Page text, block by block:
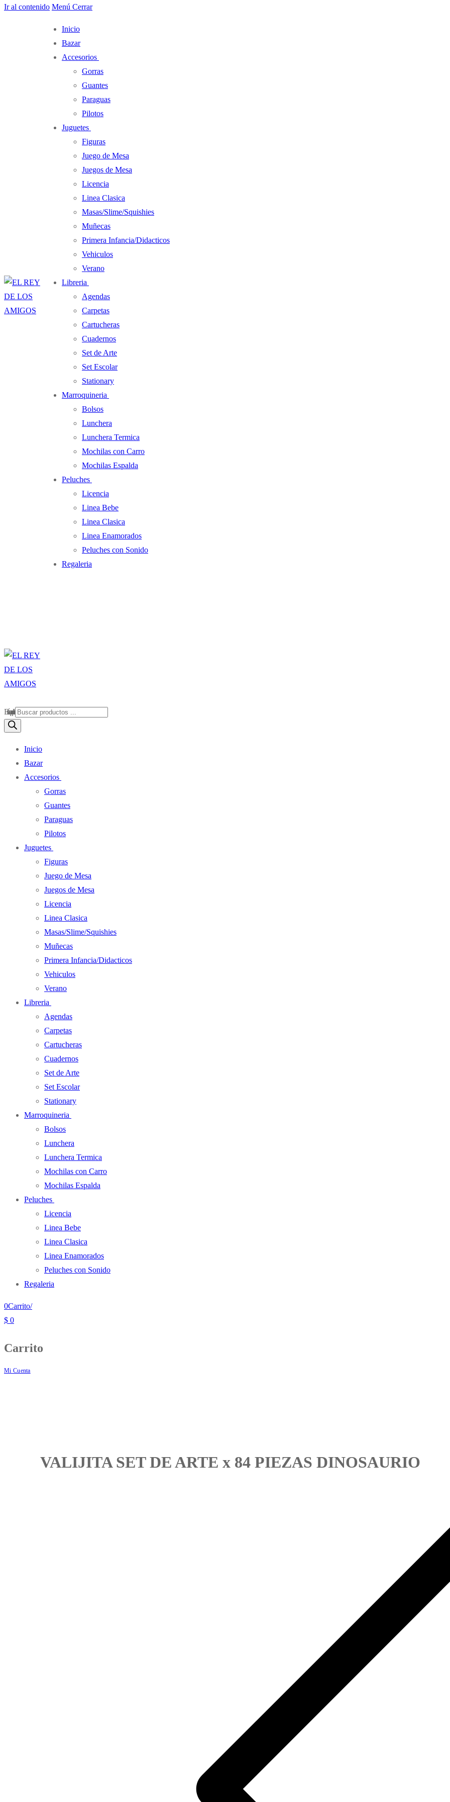
Ir al contenido Menú Cerrar
Inicio
Bazar
Accesorios
Gorras
Guantes
Paraguas
Pilotos
Juguetes
Figuras
Juego de Mesa
Juegos de Mesa
Licencia
Linea Clasica
Masas/Slime/Squishies
Muñecas
Primera Infancia/Didacticos
Vehiculos
Verano
Libreria
Agendas
Carpetas
Cartucheras
Cuadernos
Set de Arte
Set Escolar
Stationary
Marroquineria
Bolsos
Lunchera
Lunchera Termica
Mochilas con Carro
Mochilas Espalda
Peluches
Licencia
Linea Bebe
Linea Clasica
Linea Enamorados
Peluches con Sonido
Regaleria
Búsqueda de productos
Inicio
Bazar
Accesorios
Gorras
Guantes
Paraguas
Pilotos
Juguetes
Figuras
Juego de Mesa
Juegos de Mesa
Licencia
Linea Clasica
Masas/Slime/Squishies
Muñecas
Primera Infancia/Didacticos
Vehiculos
Verano
Libreria
Agendas
Carpetas
Cartucheras
Cuadernos
Set de Arte
Set Escolar
Stationary
Marroquineria
Bolsos
Lunchera
Lunchera Termica
Mochilas con Carro
Mochilas Espalda
Peluches
Licencia
Linea Bebe
Linea Clasica
Linea Enamorados
Peluches con Sonido
Regaleria
0Carrito/
$ 0
Carrito
Mi Cuenta
VALIJITA SET DE ARTE x 84 PIEZAS DINOSAURIO